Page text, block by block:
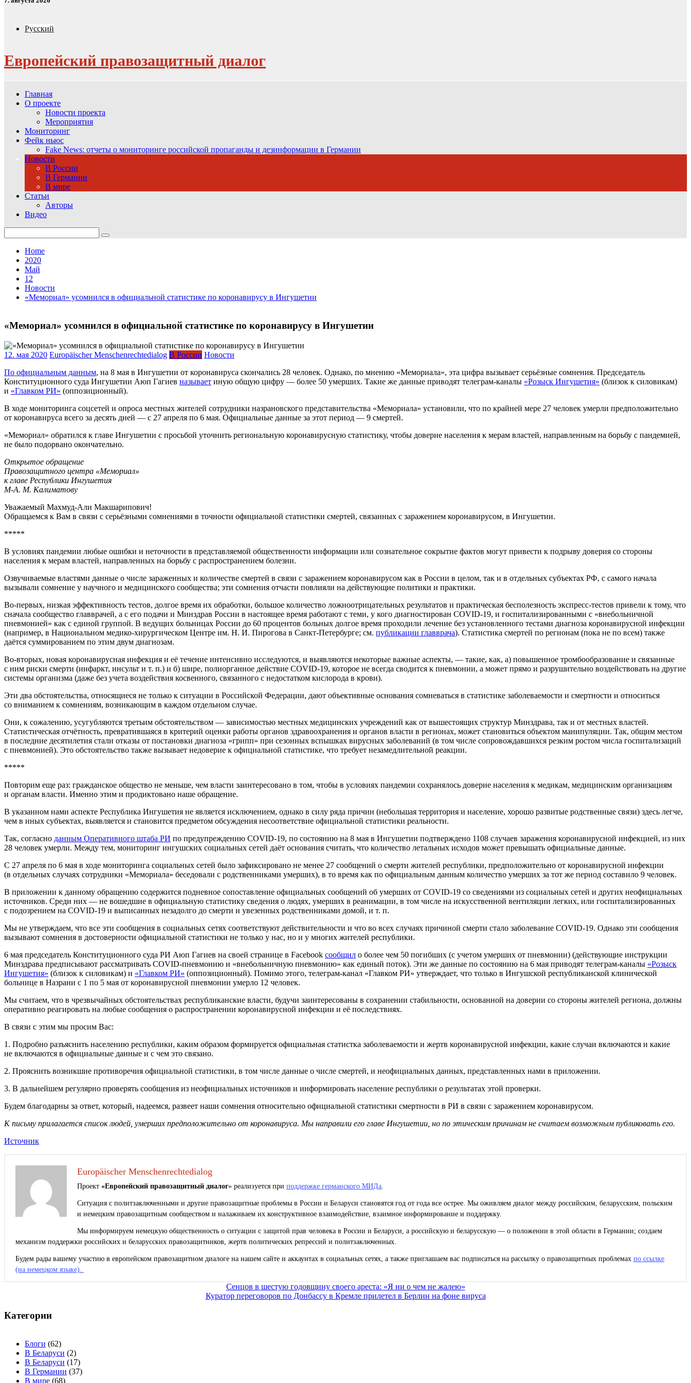
Русский
Европейский правозащитный диалог
Главная
О проекте
Новости проекта
Мероприятия
Мониторинг
Фейк ньюс
Fake News: отчеты о мониторинге российской пропаганды и дезинформации в Германии
Новости
В России
В Германии
В мире
Статьи
Авторы
Видео
for:
Home
2020
Май
12
Новости
«Мемориал» усомнился в официальной статистике по коронавирусу в Ингушетии
«Мемориал» усомнился в официальной статистике по коронавирусу в Ингушетии
12. мая 2020 Europäischer Menschenrechtedialog В России Новости
По официальным данным, на 8 мая в Ингушетии от коронавируса скончались 28 человек. Однако, по мнению «Мемориала», эта цифра вызывает серьёзные сомнения. Председатель
Конституционного суда Ингушетии Аюп Гагиев называет иную общую цифру — более 50 умерших. Такие же данные приводят телеграм-каналы «Розыск Ингушетия» (близок к силовикам)
и «Главком РИ» (оппозиционный).
В ходе мониторинга соцсетей и опроса местных жителей сотрудники назрановского представительства «Мемориала» установили, что по крайней мере 27 человек умерли предположительно
от коронавируса всего за десять дней — с 27 апреля по 6 мая. Официальные данные за этот период — 9 смертей.
«Мемориал» обратился к главе Ингушетии с просьбой уточнить региональную коронавирусную статистику, чтобы доверие населения к мерам властей, направленным на борьбу с пандемией,
не было подорвано окончательно.
Открытое обращение
Правозащитного центра «Мемориал»
к главе Республики Ингушетия
М-А. М. Калиматову
Уважаемый Махмуд-Али Макшарипович!
Обращаемся к Вам в связи с серьёзными сомнениями в точности официальной статистики смертей, связанных с заражением коронавирусом, в Ингушетии.
*****
В условиях пандемии любые ошибки и неточности в представляемой общественности информации или сознательное сокрытие фактов могут привести к подрыву доверия со стороны
населения к мерам властей, направленных на борьбу с распространением болезни.
Озвучиваемые властями данные о числе зараженных и количестве смертей в связи с заражением коронавирусом как в России в целом, так и в отдельных субъектах РФ, с самого начала
вызывали сомнение у научного и медицинского сообщества; эти сомнения отчасти повлияли на действующие политики и практики.
Во-первых, низкая эффективность тестов, долгое время их обработки, большое количество ложноотрицательных результатов и практическая бесполезность экспресс-тестов привели к тому, что
сначала сообщество главврачей, а с его подачи и Минздрав России в настоящее время работают с теми, у кого диагностирован COVID-19, и госпитализированными с «внебольничной
пневмонией» как с единой группой. В ведущих больницах России до 60 процентов больных долгое время проходили лечение без установленного тестами диагноза коронавирусной инфекции
(например, в Национальном медико-хирургическом Центре им. Н. И. Пирогова в Санкт-Петербурге; см. публикации главврача). Статистика смертей по регионам (пока не по всем) также
даётся суммированием по этим двум диагнозам.
Во-вторых, новая коронавирусная инфекция и её течение интенсивно исследуются, и выявляются некоторые важные аспекты, — такие, как, а) повышенное тромбообразование и связанные
с ним риски смерти (инфаркт, инсульт и т. п.) и б) шире, полиорганное действие COVID-19, которое не всегда сводится к пневмонии, а может прямо и разрушительно воздействовать на другие
системы организма (даже без учета воздействия косвенного, связанного с недостатком кислорода в крови).
Эти два обстоятельства, относящиеся не только к ситуации в Российской Федерации, дают объективные основания сомневаться в статистике заболеваемости и смертности и относиться
со вниманием к сомнениям, возникающим в каждом отдельном случае.
Они, к сожалению, усугубляются третьим обстоятельством — зависимостью местных медицинских учреждений как от вышестоящих структур Минздрава, так и от местных властей.
Статистическая отчётность, превратившаяся в критерий оценки работы органов здравоохранения и органов власти в регионах, может становиться объектом манипуляции. Так, общим местом
в последние десятилетия стали отказы от постановки диагноза «грипп» при сезонных вспышках вирусных заболеваний (в том числе сопровождавшихся резким ростом числа госпитализаций
с пневмонией). Это обстоятельство также вызывает недоверие к официальной статистике, что требует незамедлительной реакции.
*****
Повторим еще раз: гражданское общество не меньше, чем власти заинтересовано в том, чтобы в условиях пандемии сохранялось доверие населения к медикам, медицинским организациям
и органам власти. Именно этим и продиктовано наше обращение.
В указанном нами аспекте Республика Ингушетия не является исключением, однако в силу ряда причин (небольшая территория и население, хорошо развитые родственные связи) здесь легче,
чем в иных субъектах, выявляется и становится предметом обсуждения несоответствие официальной статистики реальности.
Так, согласно данным Оперативного штаба РИ по предупреждению COVID-19, по состоянию на 8 мая в Ингушетии подтверждено 1108 случаев заражения коронавирусной инфекцией, из них
28 человек умерли. Между тем, мониторинг ингушских социальных сетей даёт основания считать, что количество летальных исходов может превышать официальные данные.
С 27 апреля по 6 мая в ходе мониторинга социальных сетей было зафиксировано не менее 27 сообщений о смерти жителей республики, предположительно от коронавирусной инфекции
(в отдельных случаях сотрудники «Мемориала» беседовали с родственниками умерших), в то время как по официальным данным количество умерших за тот же период составило 9 человек.
В приложении к данному обращению содержится подневное сопоставление официальных сообщений об умерших от COVID-19 со сведениями из социальных сетей и других неофициальных
источников. Среди них — не вошедшие в официальную статистику сведения о людях, умерших в реанимации, в том числе на искусственной вентиляции легких, или госпитализированных
с подозрением на COVID-19 и выписанных незадолго до смерти и увезенных родственниками домой, и т. п.
Мы не утверждаем, что все эти сообщения в социальных сетях соответствуют действительности и что во всех случаях причиной смерти стало заболевание COVID-19. Однако эти сообщения
вызывают сомнения в достоверности официальной статистики не только у нас, но и у многих жителей республики.
6 мая председатель Конституционного суда РИ Аюп Гагиев на своей странице в Facebook сообщил о более чем 50 погибших (с учетом умерших от пневмонии) (действующие инструкции
Минздрава предписывают рассматривать COVID-пневмонию и «внебольничную пневмонию» как единый поток). Эти же данные по состоянию на 6 мая приводят телеграм-каналы «Розыск
Ингушетия» (близок к силовикам) и «Главком РИ» (оппозиционный). Помимо этого, телеграм-канал «Главком РИ» утверждает, что только в Ингушской республиканской клинической
больнице в Назрани с 1 по 5 мая от коронавирусной пневмонии умерло 12 человек.
Мы считаем, что в чрезвычайных обстоятельствах республиканские власти, будучи заинтересованы в сохранении стабильности, основанной на доверии со стороны жителей региона, должны
оперативно реагировать на любые сообщения о распространении коронавирусной инфекции и её последствиях.
В связи с этим мы просим Вас:
1. Подробно разъяснить населению республики, каким образом формируется официальная статистка заболеваемости и жертв коронавирусной инфекции, какие случаи включаются и какие
не включаются в официальные данные и с чем это связано.
2. Прояснить возникшие противоречия официальной статистики, в том числе данные о числе смертей, и неофициальных данных, представленных нами в приложении.
3. В дальнейшем регулярно проверять сообщения из неофициальных источников и информировать население республики о результатах этой проверки.
Будем благодарны за ответ, который, надеемся, развеет наши сомнения относительно официальной статистики смертности в РИ в связи с заражением коронавирусом.
К письму прилагается список людей, умерших предположительно от коронавируса. Мы направили его главе Ингушетии, но по этическим причинам не считаем возможным публиковать его.
Источник
Europäischer Menschenrechtedialog
Проект «Европейский правозащитный диалог» реализуется при поддержке германского МИДа
Ситуация с политзаключенными и другие правозащитные проблемы в России и Беларуси становятся год от года все острее. Мы оживляем диалог между российским, беларусским, польским
и немецким правозащитным сообществом и налаживаем их конструктивное взаимодействие, взаимное информирование и поддержку.
Мы информируем немецкую общественность о ситуации с защитой прав человека в России и Беларуси, а российскую и беларусскую — о положении в этой области в Германии; создаем
механизм поддержки российских и беларусских правозащитников, жертв политических репрессий и политзаключенных.
Будем рады вашему участию в европейском правозащитном диалоге на нашем сайте и аккаунтах в социальных сетях, а также приглашаем вас подписаться на рассылку о правозащитных проблемах по ссылке
(на немецком языке).
записям
Сенцов в шестую годовщину своего ареста: «Я ни о чем не жалею»
Куратор переговоров по Донбассу в Кремле прилетел в Берлин на фоне вируса
Категории
Блоги (62)
В Беларуси (2)
В Беларуси (17)
В Германии (37)
В мире (68)